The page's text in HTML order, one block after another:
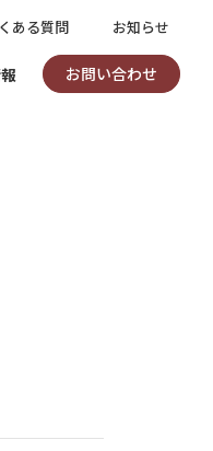
ある質問 お知らせ
お問い合わせ